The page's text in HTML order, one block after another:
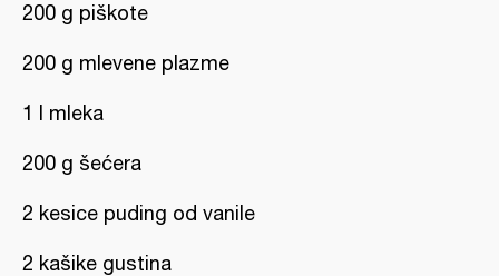
200 g piškote
200 g mlevene plazme
1 l mleka
200 g šećera
2 kesice puding od vanile
2 kašike gustina